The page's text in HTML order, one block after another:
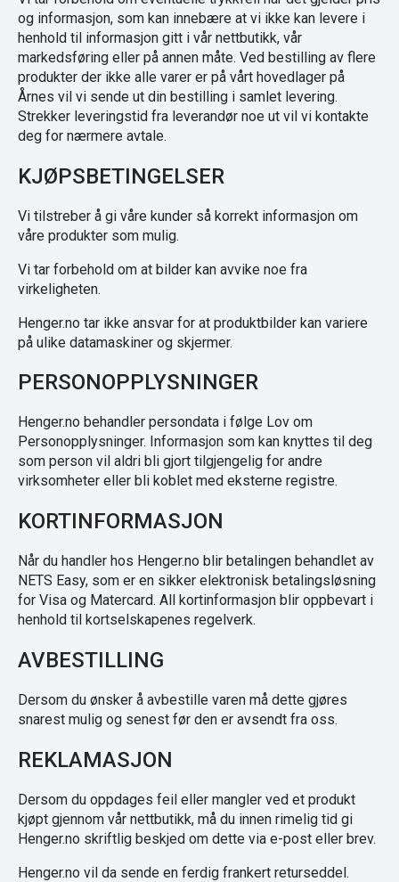
og informasjon, som kan innebære at vi ikke kan levere i
henhold til informasjon gitt i vår nettbutikk, vår
markedsføring eller på annen måte. Ved bestilling av flere
produkter der ikke alle varer er på vårt hovedlager på
Årnes vil vi sende ut din bestilling i samlet levering.
Strekker leveringstid fra leverandør noe ut vil vi kontakte
deg for nærmere avtale.
KJØPSBETINGELSER
Vi tilstreber å gi våre kunder så korrekt informasjon om
våre produkter som mulig.
Vi tar forbehold om at bilder kan avvike noe fra
virkeligheten.
Henger.no tar ikke ansvar for at produktbilder kan variere
på ulike datamaskiner og skjermer.
PERSONOPPLYSNINGER
Henger.no behandler persondata i følge Lov om
Personopplysninger. Informasjon som kan knyttes til deg
som person vil aldri bli gjort tilgjengelig for andre
virksomheter eller bli koblet med eksterne registre.
KORTINFORMASJON
Når du handler hos Henger.no blir betalingen behandlet av
NETS Easy, som er en sikker elektronisk betalingsløsning
for Visa og Matercard. All kortinformasjon blir oppbevart i
henhold til kortselskapenes regelverk.
AVBESTILLING
Dersom du ønsker å avbestille varen må dette gjøres
snarest mulig og senest før den er avsendt fra oss.
REKLAMASJON
Dersom du oppdages feil eller mangler ved et produkt
kjøpt gjennom vår nettbutikk, må du innen rimelig tid gi
Henger.no skriftlig beskjed om dette via e-post eller brev.
Henger.no vil da sende en ferdig frankert returseddel.